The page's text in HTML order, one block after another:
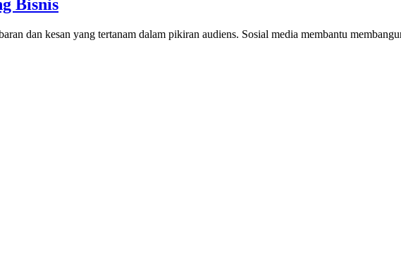
Bisnis
dan kesan yang tertanam dalam pikiran audiens. Sosial media membantu